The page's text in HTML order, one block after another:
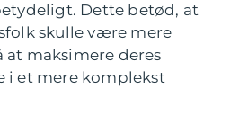
Dette betød, at
skulle være mere
maksimere deres
i et mere komplekst